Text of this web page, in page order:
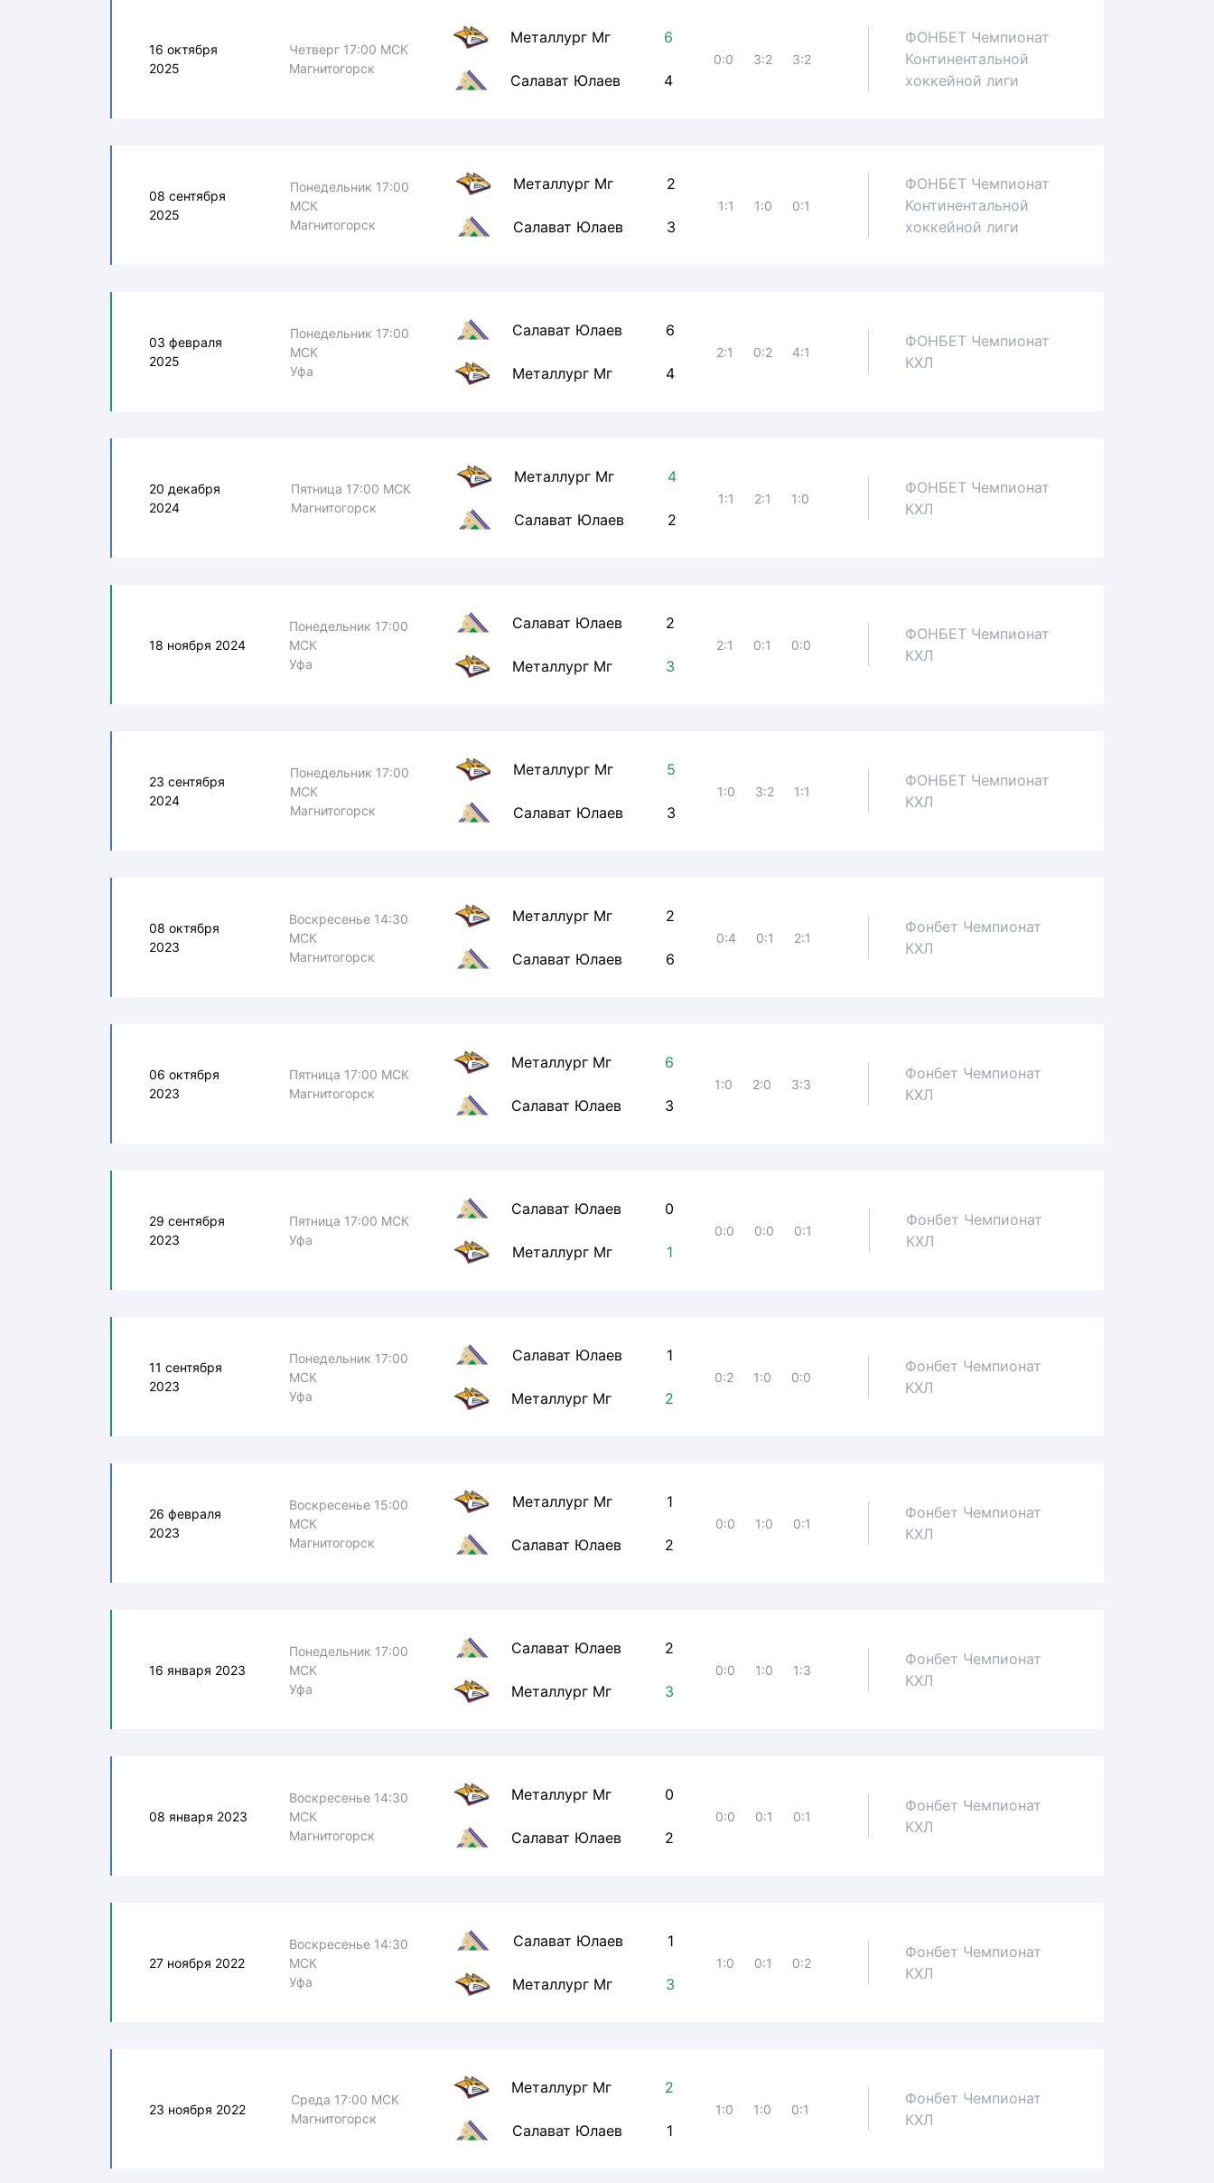
16 октября
2025
Четверг 17:00 МСК
Магнитогорск
Металлург Мг 6
Салават Юлаев 4
0:0 3:2 3:2
ФОНБЕТ Чемпионат
Континентальной
хоккейной лиги
08 сентября
2025
Понедельник 17:00
МСК
Магнитогорск
Металлург Мг 2
Салават Юлаев 3
1:1 1:0 0:1
ФОНБЕТ Чемпионат
Континентальной
хоккейной лиги
03 февраля
2025
Понедельник 17:00
МСК
Уфа
Салават Юлаев 6
Металлург Мг 4
2:1 0:2 4:1
ФОНБЕТ Чемпионат
КХЛ
20 декабря
2024
Пятница 17:00 МСК
Магнитогорск
Металлург Мг 4
Салават Юлаев 2
1:1 2:1 1:0
ФОНБЕТ Чемпионат
КХЛ
18 ноября 2024
Понедельник 17:00
МСК
Уфа
Салават Юлаев 2
Металлург Мг 3
2:1 0:1 0:0
ФОНБЕТ Чемпионат
КХЛ
23 сентября
2024
Понедельник 17:00
МСК
Магнитогорск
Металлург Мг 5
Салават Юлаев 3
1:0 3:2 1:1
ФОНБЕТ Чемпионат
КХЛ
08 октября
2023
Воскресенье 14:30
МСК
Магнитогорск
Металлург Мг 2
Салават Юлаев 6
0:4 0:1 2:1
Фонбет Чемпионат
КХЛ
06 октября
2023
Пятница 17:00 МСК
Магнитогорск
Металлург Мг 6
Салават Юлаев 3
1:0 2:0 3:3
Фонбет Чемпионат
КХЛ
29 сентября
2023
Пятница 17:00 МСК
Уфа
Салават Юлаев 0
Металлург Мг 1
0:0 0:0 0:1
Фонбет Чемпионат
КХЛ
11 сентября
2023
Понедельник 17:00
МСК
Уфа
Салават Юлаев 1
Металлург Мг 2
0:2 1:0 0:0
Фонбет Чемпионат
КХЛ
26 февраля
2023
Воскресенье 15:00
МСК
Магнитогорск
Металлург Мг 1
Салават Юлаев 2
0:0 1:0 0:1
Фонбет Чемпионат
КХЛ
16 января 2023
Понедельник 17:00
МСК
Уфа
Салават Юлаев 2
Металлург Мг 3
0:0 1:0 1:3
Фонбет Чемпионат
КХЛ
08 января 2023
Воскресенье 14:30
МСК
Магнитогорск
Металлург Мг 0
Салават Юлаев 2
0:0 0:1 0:1
Фонбет Чемпионат
КХЛ
27 ноября 2022
Воскресенье 14:30
МСК
Уфа
Салават Юлаев 1
Металлург Мг 3
1:0 0:1 0:2
Фонбет Чемпионат
КХЛ
23 ноября 2022
Среда 17:00 МСК
Магнитогорск
Металлург Мг 2
Салават Юлаев 1
1:0 1:0 0:1
Фонбет Чемпионат
КХЛ